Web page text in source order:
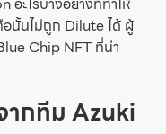
นั้นไม่ถูก Dilute ได้ ผู้
Chip NFT ที่น่า
ากทีม Azuki